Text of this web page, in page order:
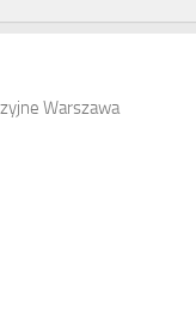
Warszawa